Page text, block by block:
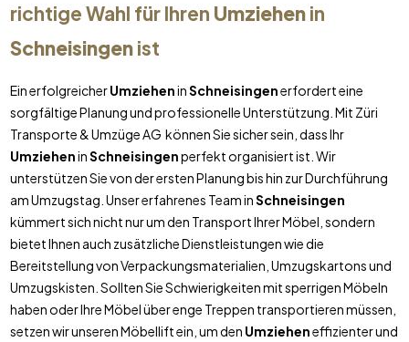
richtige Wahl für Ihren Umziehenin
Schneisingenist
Ein erfolgreicherUmzieheninSchneisingenerfordert eine
sorgfältige Planung und professionelle Unterstützung. Mit Züri
Transporte & Umzüge AG können Sie sicher sein, dass Ihr
UmzieheninSchneisingenperfekt organisiert ist. Wir
unterstützen Sie von der ersten Planung bis hin zur Durchführung
am Umzugstag. Unser erfahrenes Team inSchneisingen
kümmert sich nicht nur um den Transport Ihrer Möbel, sondern
bietet Ihnen auch zusätzliche Dienstleistungen wie die
Bereitstellung von Verpackungsmaterialien, Umzugskartons und
Umzugskisten. Sollten Sie Schwierigkeiten mit sperrigen Möbeln
haben oder Ihre Möbel über enge Treppen transportieren müssen,
setzen wir unseren Möbellift ein, um den Umzieheneffizienter und